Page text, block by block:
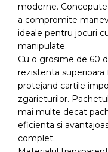
moderne.
a compromite
ideale pentru jocuri
manipulate.
Cu o grosime de 60
rezistenta superioara
protejand cartile
zgarieturilor.
mai multe decat
eficienta si
complet.